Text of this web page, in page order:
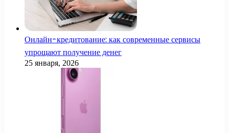
Онлайн-кредитование: как современные сервисы
упрощают получение денег
25 января, 2026